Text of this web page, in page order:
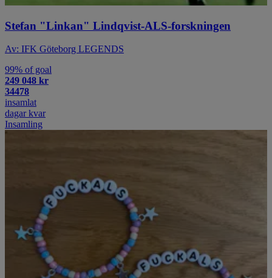
Stefan "Linkan" Lindqvist-ALS-forskningen
Av: IFK Göteborg LEGENDS
99% of goal
249 048 kr
34478
insamlat
dagar kvar
Insamling